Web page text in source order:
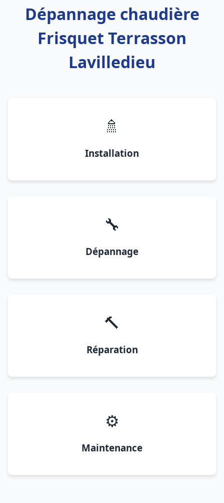
Dépannage chaudière
Frisquet Terrasson
Lavilledieu
🚿
Installation
🔧
Dépannage
🔨
Réparation
⚙️
Maintenance